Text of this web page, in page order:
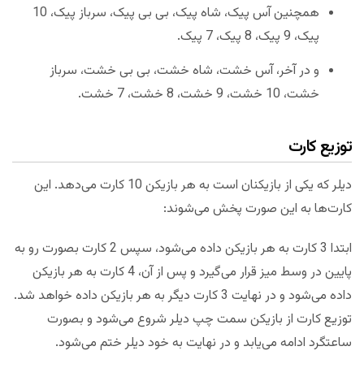
همچنین آس پیک، شاه پیک، بی بی پیک، سرباز پیک، 10
پیک، 9 پیک، 8 پیک، 7 پیک.
و در آخر، آس خشت، شاه خشت، بی بی خشت، سرباز
خشت، 10 خشت، 9 خشت، 8 خشت، 7 خشت.
توزیع کارت
دیلر که یکی از بازیکنان است به هر بازیکن 10 کارت می‌دهد. این
کارت‌ها به این صورت پخش می‌شوند:
ابتدا 3 کارت به هر بازیکن داده می‌شود، سپس 2 کارت بصورت رو به
پایین در وسط میز قرار می‌گیرد و پس از آن، 4 کارت به هر بازیکن
داده می‌شود و در نهایت 3 کارت دیگر به هر بازیکن داده خواهد شد.
توزیع کارت از بازیکن سمت چپ دیلر شروع می‌شود و بصورت
ساعتگرد ادامه می‌یابد و در نهایت به خود دیلر ختم می‌شود.